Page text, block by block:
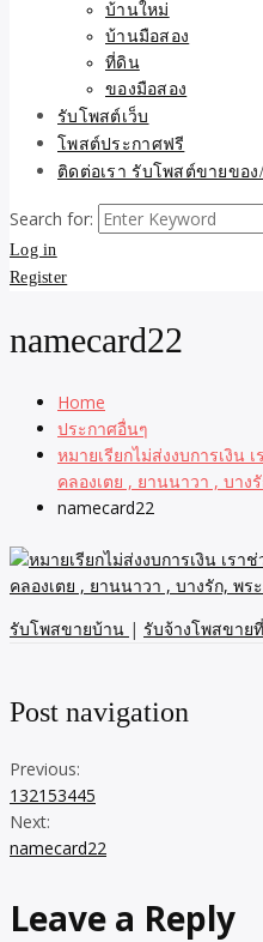
บ้านใหม่
บ้านมือสอง
ที่ดิน
ของมือสอง
รับโพสต์เว็บ
โพสต์ประกาศฟรี
ติดต่อเรา รับโพสต์ขายขอ
Search for:
Log in
Register
namecard22
Home
ประกาศอื่นๆ
หมายเรียกไม่ส่งงบการเงิ
คลองเตย , ยานนาวา , บา
namecard22
รับโพสขายบ้าน | รับจ้างโพสขาย
Post navigation
Previous:
132153445
Next:
namecard22
Leave a Reply